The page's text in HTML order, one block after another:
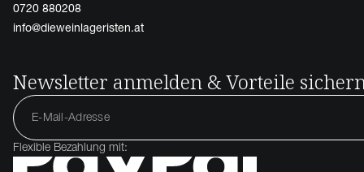
0720 880208
info@dieweinlageristen.at
Newsletter anmelden & Vorteile
Flexible Bezahlung mit: